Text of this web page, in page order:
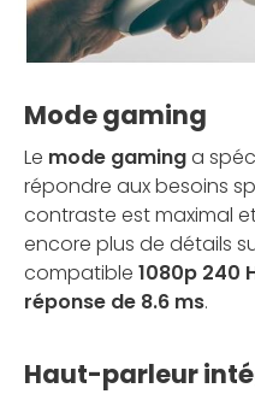
Mode gaming
Le mode gaminga
répondre aux besoins
contraste est maximal
encore plus de détails
compatible 1080p 240
réponse de 8.6 ms.
Haut-parleur